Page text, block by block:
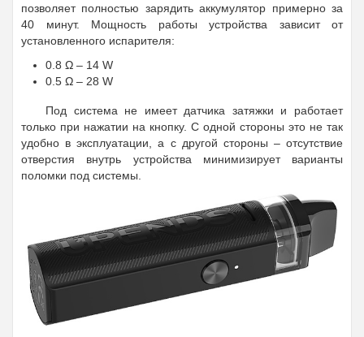
позволяет полностью зарядить аккумулятор примерно за
40 минут. Мощность работы устройства зависит от
установленного испарителя:
0.8 Ω – 14 W
0.5 Ω – 28 W
Под система не имеет датчика затяжки и работает
только при нажатии на кнопку. С одной стороны это не так
удобно в эксплуатации, а с другой стороны – отсутствие
отверстия внутрь устройства минимизирует варианты
поломки под системы.